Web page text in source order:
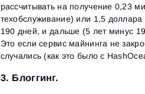
рассчитывать на получение 0,23
техобслуживание) или 1,5 доллара
190 дней, и дальше (5 лет минус
Это если сервис майнинга не
случались (как это было с
3. Блоггинг.